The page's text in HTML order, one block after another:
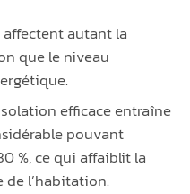
autant la
que le niveau
efficace entraîne
pouvant
%, ce qui affaiblit la
l’habitation.